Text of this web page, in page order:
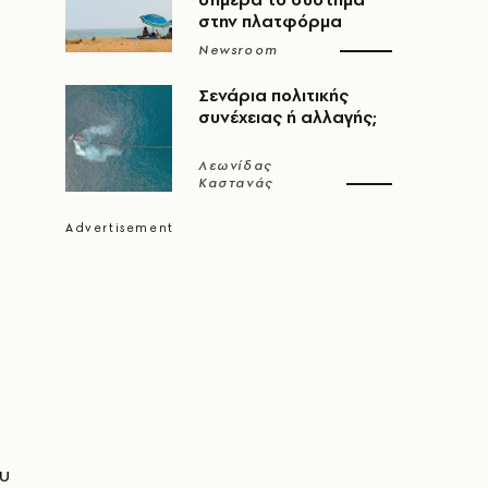
στην πλατφόρμα
Newsroom
Σενάρια πολιτικής
συνέχειας ή αλλαγής;
Λεωνίδας
Καστανάς